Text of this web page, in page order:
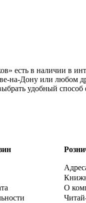
есть в наличии в
на-Дону или любом
удобный
О